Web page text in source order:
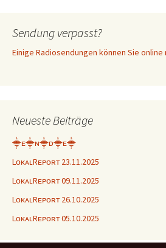
Sendung verpasst?
Einige Radiosendungen können Sie online
Neueste Beiträge
⸎ᴇ⸎ɴ⸎ᴅ⸎ᴇ⸎
LᴏᴋᴀʟRᴇᴘᴏʀᴛ 23.11.2025
LᴏᴋᴀʟRᴇᴘᴏʀᴛ 09.11.2025
LᴏᴋᴀʟRᴇᴘᴏʀᴛ 26.10.2025
LᴏᴋᴀʟRᴇᴘᴏʀᴛ 05.10.2025